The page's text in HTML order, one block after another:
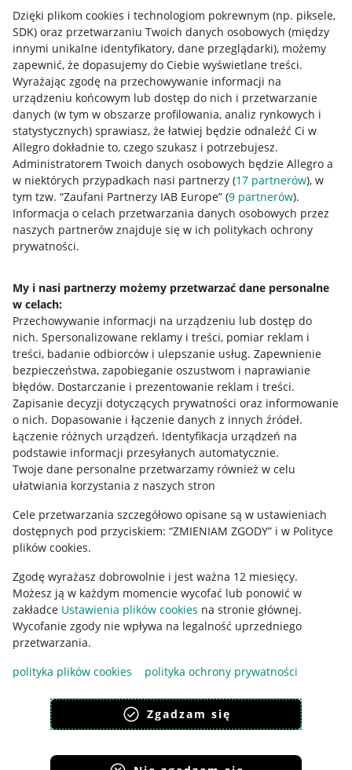
Dzięki plikom cookies i technologiom pokrewnym (np. piksele,
SDK) oraz przetwarzaniu Twoich danych osobowych (między
innymi unikalne identyfikatory, dane przeglądarki), możemy
zapewnić, że dopasujemy do Ciebie wyświetlane treści.
Wyrażając zgodę na przechowywanie informacji na
urządzeniu końcowym lub dostęp do nich i przetwarzanie
danych (w tym w obszarze profilowania, analiz rynkowych i
statystycznych) sprawiasz, że łatwiej będzie odnaleźć Ci w
Allegro dokładnie to, czego szukasz i potrzebujesz.
Administratorem Twoich danych osobowych będzie Allegro a
w niektórych przypadkach nasi partnerzy (17 partnerów), w
tym tzw. “Zaufani Partnerzy IAB Europe” (9 partnerów).
Informacja o celach przetwarzania danych osobowych przez
naszych partnerów znajduje się w ich politykach ochrony
prywatności.
My i nasi partnerzy możemy przetwarzać dane personalne
w celach:
Przechowywanie informacji na urządzeniu lub dostęp do
nich. Spersonalizowane reklamy i treści, pomiar reklam i
treści, badanie odbiorców i ulepszanie usług. Zapewnienie
bezpieczeństwa, zapobieganie oszustwom i naprawianie
błędów. Dostarczanie i prezentowanie reklam i treści.
Zapisanie decyzji dotyczących prywatności oraz informowanie
o nich. Dopasowanie i łączenie danych z innych źródeł.
Łączenie różnych urządzeń. Identyfikacja urządzeń na
podstawie informacji przesyłanych automatycznie.
Twoje dane personalne przetwarzamy również w celu
ułatwiania korzystania z naszych stron
Cele przetwarzania szczegółowo opisane są w ustawieniach
dostępnych pod przyciskiem: “ZMIENIAM ZGODY” i w Polityce
plików cookies.
Zgodę wyrażasz dobrowolnie i jest ważna 12 miesięcy.
Możesz ją w każdym momencie wycofać lub ponowić w
zakładce Ustawienia plików cookies na stronie głównej.
Wycofanie zgody nie wpływa na legalność uprzedniego
przetwarzania.
polityka plików cookies
polityka ochrony prywatności
Zgadzam się
Napisz do nas
Allegro Gadane dla sprzedających
Allegro Gadane dla kupujących
Mapa miejscowości
Informacje prawne
Regulamin
Polityka plików "cookies"
Ustawienia plików "cookies"
Informacje dla Aktu o Usługach Cyfrowych
Pobierz aplikację
Korzystanie z serwisu oznacza akceptacjęregulaminu.